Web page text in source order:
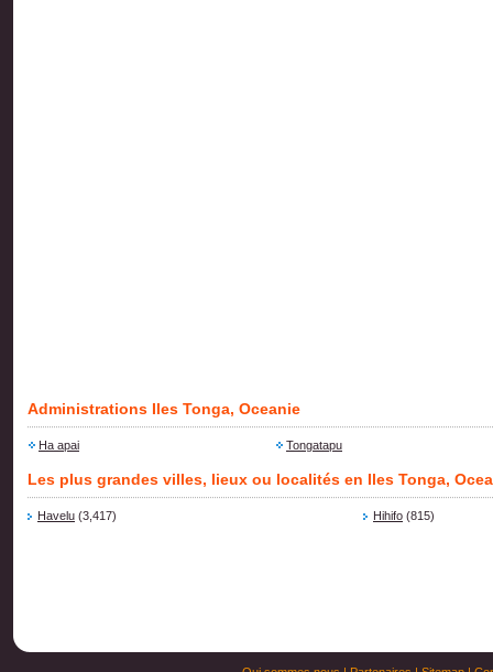
Administrations Iles Tonga, Oceanie
Ha apai Tongatapu
Les plus grandes villes, lieux ou localités en Iles Tonga,
Havelu (3,417) Hihifo (815)